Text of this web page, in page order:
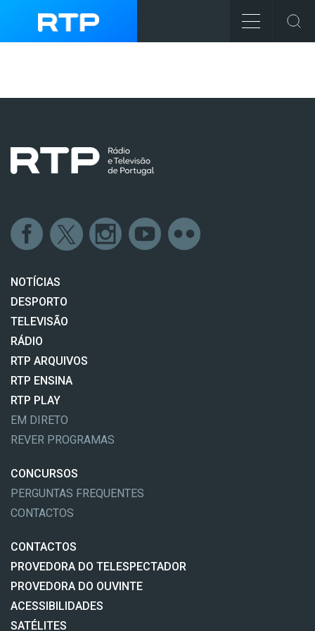
NOTÍCIAS
DESPORTO
TELEVISÃO
RÁDIO
RTP ARQUIVOS
RTP ENSINA
RTP PLAY
EM DIRETO
REVER PROGRAMAS
CONCURSOS
PERGUNTAS FREQUENTES
CONTACTOS
CONTACTOS
PROVEDORA DO TELESPECTADOR
PROVEDORA DO OUVINTE
ACESSIBILIDADES
SATÉLITES